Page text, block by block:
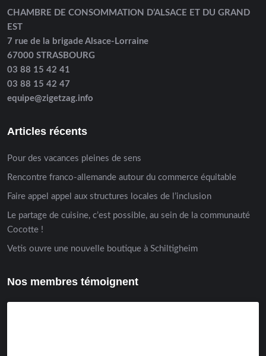
CHAMBRE DE CONSOMMATION D’ALSACE ET DU GRAND
EST
7 rue de la brigade Alsace-Lorraine
67000 STRASBOURG
03 88 15 42 41
03 88 15 42 47
equipe@zigetzag.info
Articles récents
Pour des vacances pleines de sens
Rencontre franco-allemande autour du commerce équitable
Faire appel appel aux structures locales de l’inclusion
Le partage de cuisine, c’est possible, au sein de la communauté
Cocotte !
Vetis ouvre une nouvelle boutique à Schiltigheim
Nos membres témoignent